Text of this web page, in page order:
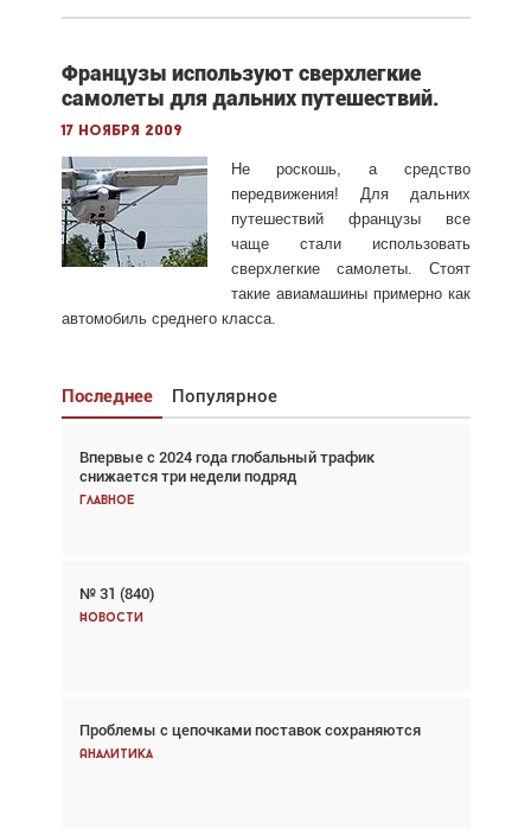
Французы используют сверхлегкие
самолеты для дальних путешествий.
17 ноября 2009
Не роскошь, а средство
передвижения! Для дальних
путешествий французы все
чаще стали использовать
сверхлегкие самолеты. Стоят
такие авиамашины примерно как
автомобиль среднего класса.
Последнее Популярное
Впервые с 2024 года глобальный трафик
снижается три недели подряд
Главное
№ 31 (840)
Новости
Проблемы с цепочками поставок сохраняются
Аналитика
Взгляд с высоты: тандем вертолётов и БПЛА в
спасательных операциях
Главное
Авиационный фотограф Дэйв Кох: «Фотография
говорит сама за себя... а ИИ всё портит»
Впервые с 2024 года глобальный трафик
снижается три недели подряд